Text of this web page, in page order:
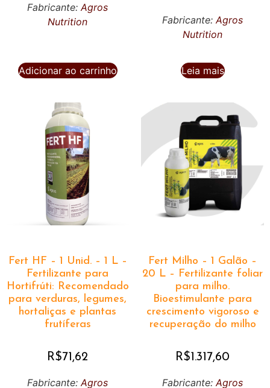
Fabricante:Agros
Nutrition
Adicionar ao carrinho
Fabricante:Agros
Nutrition
Leia mais
Fert HF – 1 Unid. – 1 L –
Fertilizante para
Hortifrúti: Recomendado
para verduras, legumes,
hortaliças e plantas
frutíferas
R$71,62
Fabricante:Agros
Fert Milho – 1 Galão –
20 L – Fertilizante foliar
para milho.
Bioestimulante para
crescimento vigoroso e
recuperação do milho
R$ 1.317,60
Fabricante:Agros